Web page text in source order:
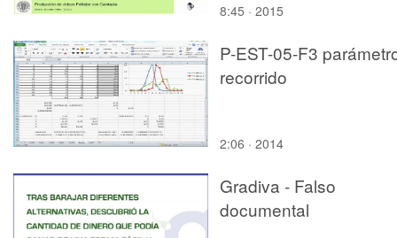
8:45 · 2015
P-EST-05-F3
recorrido
2:06 · 2014
Gradiva - Falso
documental